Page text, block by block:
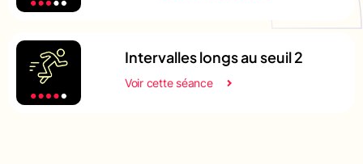
Intervalles longs au seuil 2
Voir cette séance